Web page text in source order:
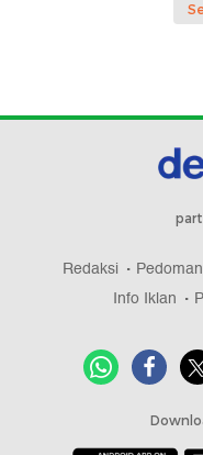
Redaksi
Info Iklan